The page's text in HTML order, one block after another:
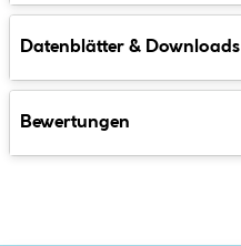
Datenblätter & Downloads
Bewertungen